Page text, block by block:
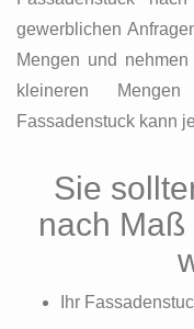
gewerblichen
Mengen und
kleineren
Fassadenstuck kann
Sie
nach
Ihr